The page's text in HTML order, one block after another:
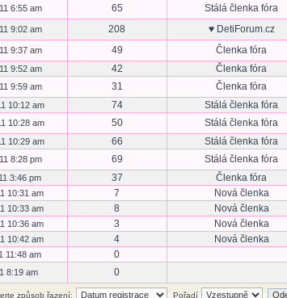
6:55 am 65
Stálá členka fóra
9:02 am 208
♥ DetiForum.cz
9:37 am 49
Členka fóra
9:52 am 42
Členka fóra
9:59 am 31
Členka fóra
10:12 am 74
Stálá členka fóra
10:28 am 50
Stálá členka fóra
10:29 am 66
Stálá členka fóra
8:28 pm 69
Stálá členka fóra
3:46 pm 37
Členka fóra
10:31 am 7
Nová členka
10:33 am 8
Nová členka
10:36 am 3
Nová členka
10:42 am 4
Nová členka
11:48 am
0
8:19 am 0
způsob řazení: Pořadí